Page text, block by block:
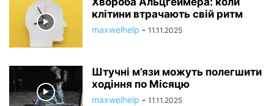
клітини втрачають свій ритм
maxwelhelp - 11.11.2025
Штучні м’язи можуть полегшити
ходіння по Місяцю
maxwelhelp - 11.11.2025